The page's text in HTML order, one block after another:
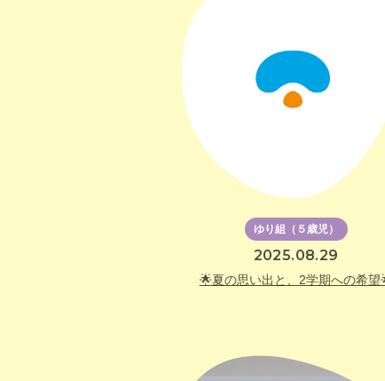
ゆり組（５歳児）
2025.08.29
🌟夏の思い出と、2学期への希望